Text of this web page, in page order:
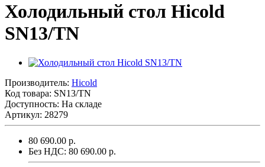
Холодильный стол Hicold
SN13/TN
Производитель: Hicold
Код товара: SN13/TN
Доступность: На складе
Артикул: 28279
80 690.00 р.
Без НДС: 80 690.00 р.